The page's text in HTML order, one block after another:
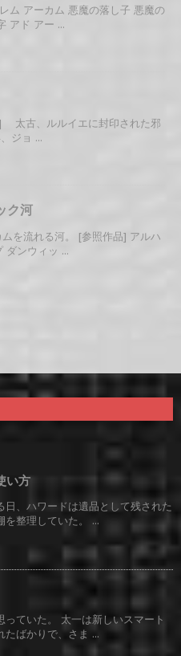
ム アーカム 悪魔の落し子 悪魔の
アド アー ...
太古、ルルイエに封印された邪
ジョ ...
ク河
を流れる河。 [参照作品] アルハ
ダンウィッ ...
い方
、ハワードは遺品として残された
を整理していた。 ...
っていた。 太一は新しいスマート
たばかりで、さま ...